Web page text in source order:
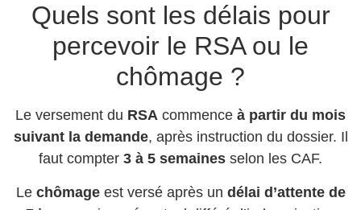
Quels sont les délais pour
percevoir le RSA ou le
chômage ?
Le versement du RSA commence à partir du mois
suivant la demande, après instruction du dossier. Il
faut compter 3 à 5 semaines selon les CAF.
Le chômageest versé après un délai d’attente de